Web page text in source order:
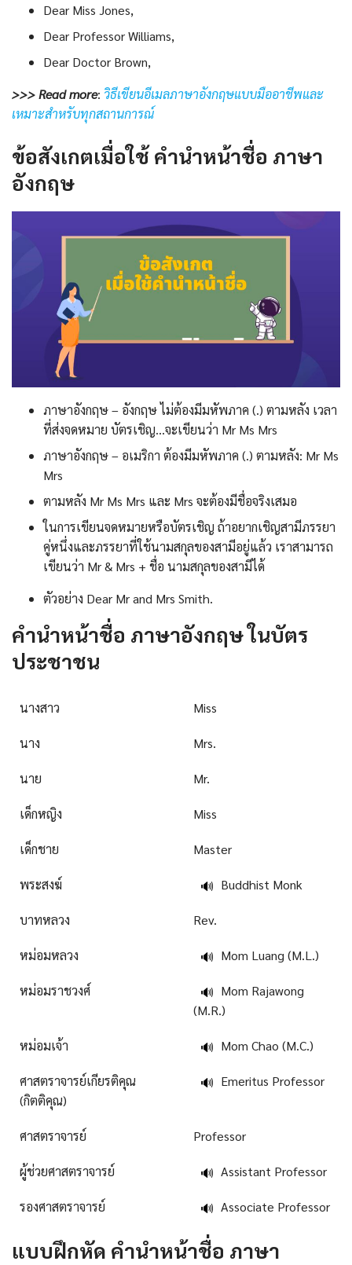
Dear Miss Jones,
Dear Professor Williams,
Dear Doctor Brown,
>>> Read more: วิธีเขียนอีเมลภาษาอังกฤษแบบมืออาชีพและ
เหมาะสำหรับทุกสถานการณ์
ข้อสังเกตเมื่อใช้คํานําหน้าชื่อ ภาษา
อังกฤษ
ภาษาอังกฤษ – อังกฤษ ไม่ต้องมีมหัพภาค (.) ตามหลัง เวลา
ที่ส่งจดหมาย บัตรเชิญ…จะเขียนว่า Mr Ms Mrs
ภาษาอังกฤษ – อเมริกา ต้องมีมหัพภาค (.) ตามหลัง: Mr Ms
Mrs
ตามหลัง Mr Ms Mrs และ Mrs จะต้องมีชื่อจริงเสมอ
ในการเขียนจดหมายหรือบัตรเชิญ ถ้าอยากเชิญสามีภรรยา
คู่หนึ่งและภรรยาที่ใช้นามสกุลของสามีอยู่แล้ว เราสามารถ
เขียนว่า Mr & Mrs + ชื่อ นามสกุลของสามีได้
ตัวอย่าง Dear Mr and Mrs Smith.
คํานําหน้าชื่อ ภาษาอังกฤษ ในบัตร
ประชาชน
นางสาว Miss
นาง Mrs.
นาย Mr.
เด็กหญิง Miss
เด็กชาย Master
พระสงฆ์ 🔊 Buddhist Monk
บาทหลวง Rev.
หม่อมหลวง 🔊 Mom Luang (M.L.)
หม่อมราชวงศ์ 🔊 Mom Rajawong
(M.R.)
หม่อมเจ้า 🔊 Mom Chao (M.C.)
ศาสตราจารย์เกียรติคุณ
(กิตติคุณ)
🔊 Emeritus Professor
ศาสตราจารย์ Professor
ผู้ช่วยศาสตราจารย์ 🔊 Assistant Professor
รองศาสตราจารย์ 🔊 Associate Professor
แบบฝึกหัด คํานําหน้าชื่อ ภาษา